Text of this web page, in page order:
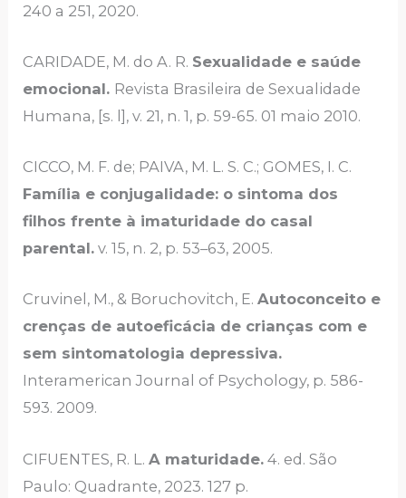
240 a 251, 2020.
CARIDADE, M. do A. R. Sexualidade e saúde
emocional. Revista Brasileira de Sexualidade
Humana, [s. l], v. 21, n. 1, p. 59-65. 01 maio 2010.
CICCO, M. F. de; PAIVA, M. L. S. C.; GOMES, I. C.
Família e conjugalidade: o sintoma dos
filhos frente à imaturidade do casal
parental. v. 15, n. 2, p. 53–63, 2005.
Cruvinel, M., & Boruchovitch, E.Autoconceito e
crenças de autoeficácia de crianças com e
sem sintomatologia depressiva.
Interamerican Journal of Psychology, p. 586-
593. 2009.
CIFUENTES, R. L.A maturidade. 4. ed. São
Paulo: Quadrante, 2023. 127 p.